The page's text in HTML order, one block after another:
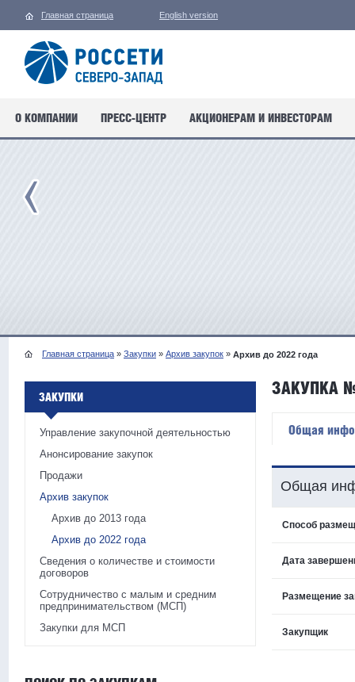
Главная страница English version
О КОМПАНИИ ПРЕСС-ЦЕНТР АКЦИОНЕРАМ И ИНВЕСТОРАМ
Главная страница » Закупки » Архив закупок » Архив до 2022 года
ЗАКУПКИ
Управление закупочной деятельностью
Анонсирование закупок
Продажи
Архив закупок
Архив до 2013 года
Архив до 2022 года
Сведения о количестве и стоимости
договоров
Сотрудничество с малым и средним
предпринимательством (МСП)
Закупки для МСП
ЗАКУПКА
Общая
Общая
Способ
Дата
Размещение
Закупщик